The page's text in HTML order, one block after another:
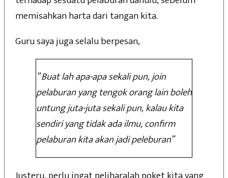
memisahkan harta dari tangan kita.
Guru saya juga selalu berpesan,
” Buat lah apa-apa sekali pun, join
pelaburan yang tengok orang lain boleh
untung juta-juta sekali pun, kalau kita
sendiri yang tidak ada ilmu, confirm
pelaburan kita akan jadi peleburan”